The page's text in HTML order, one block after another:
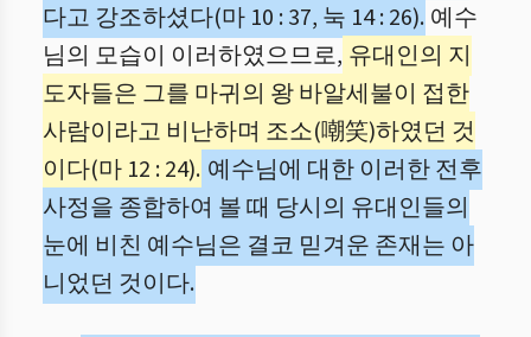
다고 강조하셨다(마 10 : 37, 눅 14 : 26). 예수
님의 모습이 이러하였으므로, 유대인의 지
도자들은 그를 마귀의 왕 바알세불이 접한
사람이라고 비난하며 조소(嘲笑)하였던 것
이다(마 12 : 24). 예수님에 대한 이러한 전후
사정을 종합하여 볼 때 당시의 유대인들의
눈에 비친 예수님은 결코 믿겨운 존재는 아
니었던 것이다.